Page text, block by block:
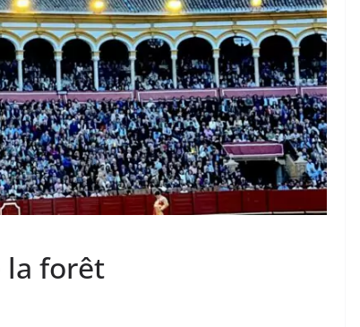
la forêt
fêtes en photos
17/07/2026 Tertulias